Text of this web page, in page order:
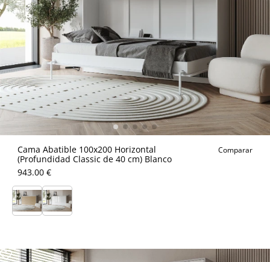
Cama Abatible 100x200 Horizontal
(Profundidad Classic de 40 cm) Blanco
Comparar
943.00 €